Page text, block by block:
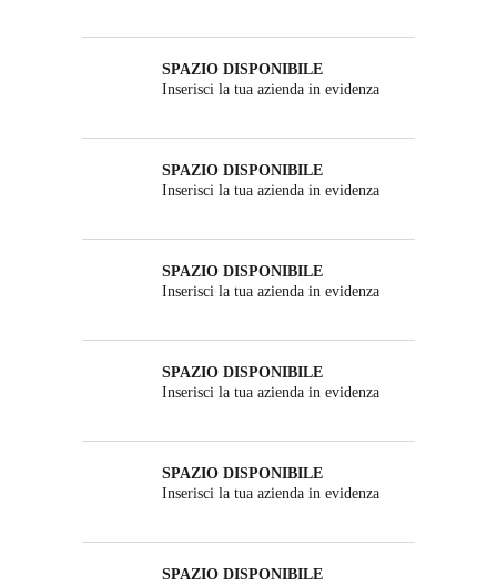
SPAZIO DISPONIBILE
Inserisci la tua azienda in evidenza
SPAZIO DISPONIBILE
Inserisci la tua azienda in evidenza
SPAZIO DISPONIBILE
Inserisci la tua azienda in evidenza
SPAZIO DISPONIBILE
Inserisci la tua azienda in evidenza
SPAZIO DISPONIBILE
Inserisci la tua azienda in evidenza
SPAZIO DISPONIBILE